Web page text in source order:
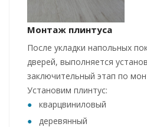
Монтаж плинтуса
После укладки напольных
дверей, выполняется
заключительный этап по
Установим плинтус:
кварцвиниловый
деревянный